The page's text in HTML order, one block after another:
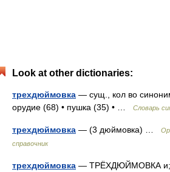
Look at other dictionaries:
трехдюймовка — сущ., кол во
орудие (68) • пушка (35) • …
Словарь
трехдюймовка — (3 дюймовка) …
справочник
трехдюймовка — ТРЁХДЮЙМОВКА и;